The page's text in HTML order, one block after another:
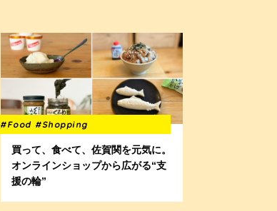
#Food #Shopping
買って、食べて、佐賀関を元気に。
オンラインショップから広がる“支
援の輪”